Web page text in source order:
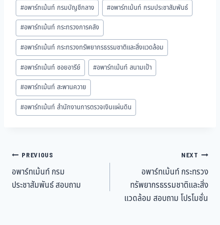
#อพาร์ทเม้นท์ กรมบัญชีกลาง #อพาร์ทเม้นท์ กรมประชาสัมพันธ์
#อพาร์ทเม้นท์ กระทรวงการคลัง
#อพาร์ทเม้นท์ กระทรวงทรัพยากรธรรมชาติและสิ่งแวดล้อม
#อพาร์ทเม้นท์ ซอยอารีย์ #อพาร์ทเม้นท์ สนามเป้า
#อพาร์ทเม้นท์ สะพานควาย
#อพาร์ทเม้นท์ สำนักงานการตรวจเงินแผ่นดิน
PREVIOUS
อพาร์ทเม้นท์ กรม
ประชาสัมพันธ์ สอบถาม
NEXT
อพาร์ทเม้นท์ กระทรวง
ทรัพยากรธรรมชาติและสิ่ง
แวดล้อม สอบถาม โปรโมชั่น